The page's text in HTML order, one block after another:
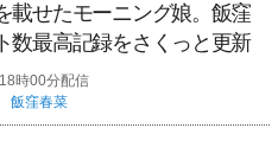
載せたモーニング娘。飯窪
数最高記録をさくっと更新
時00分配信
飯窪春菜